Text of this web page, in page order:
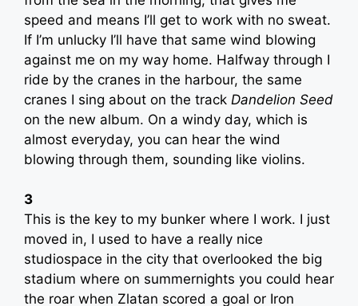
speed and means I’ll get to work with no sweat.
If I’m unlucky I’ll have that same wind blowing
against me on my way home. Halfway through I
ride by the cranes in the harbour, the same
cranes I sing about on the track Dandelion Seed
on the new album. On a windy day, which is
almost everyday, you can hear the wind
blowing through them, sounding like violins.
3
This is the key to my bunker where I work. I just
moved in, I used to have a really nice
studiospace in the city that overlooked the big
stadium where on summernights you could hear
the roar when Zlatan scored a goal or Iron